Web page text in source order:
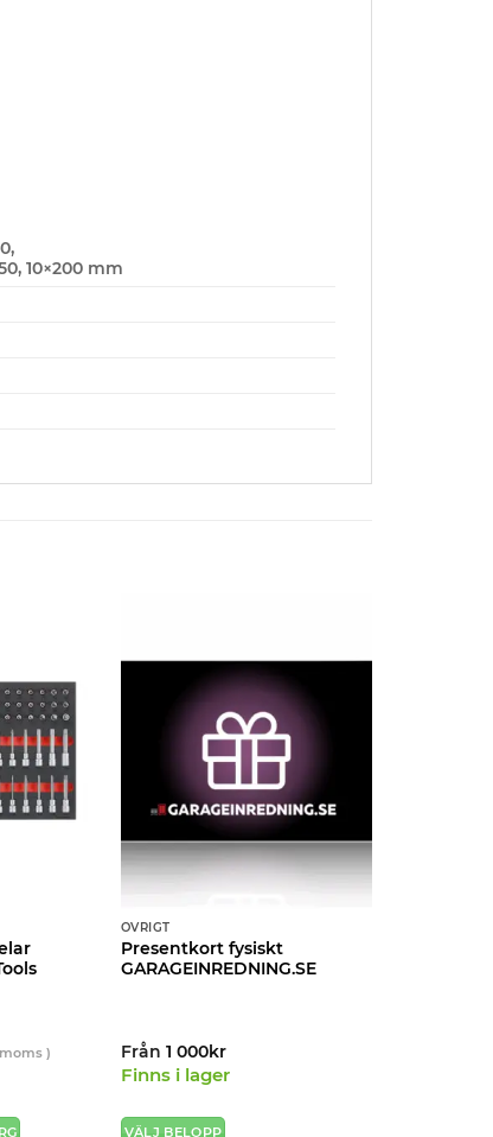
10×200 mm
)
ÖVRIGT
Presentkort fysiskt
GARAGEINREDNING.SE
Från 1 000kr
Finns i lager
VÄLJ BELOPP